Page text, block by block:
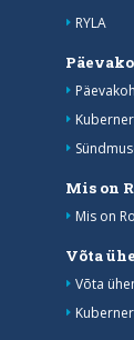
RYLA
Mis on
Mis on
Võta
Võta
Kuberner